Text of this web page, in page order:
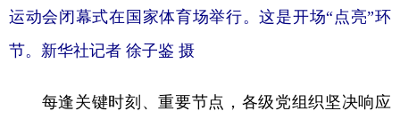
运动会闭幕式在国家体育场举行。这是开场“点亮”环
节。新华社记者 徐子鉴 摄
每逢关键时刻、重要节点，各级党组织坚决响应